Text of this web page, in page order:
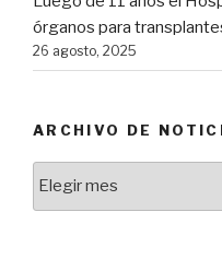
órganos para
26 agosto, 2025
ARCHIVO DE